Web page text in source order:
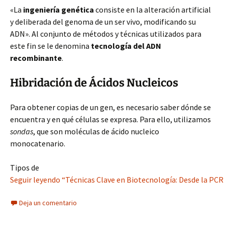
«La ingeniería genética consiste en la alteración artificial
y deliberada del genoma de un ser vivo, modificando su
ADN». Al conjunto de métodos y técnicas utilizados para
este fin se le denomina tecnología del ADN
recombinante.
Hibridación de Ácidos Nucleicos
Para obtener copias de un gen, es necesario saber dónde se
encuentra y en qué células se expresa. Para ello, utilizamos
sondas, que son moléculas de ácido nucleico
monocatenario.
Tipos de
Seguir leyendo “Técnicas Clave en Biotecnología: Desde la
Deja un comentario